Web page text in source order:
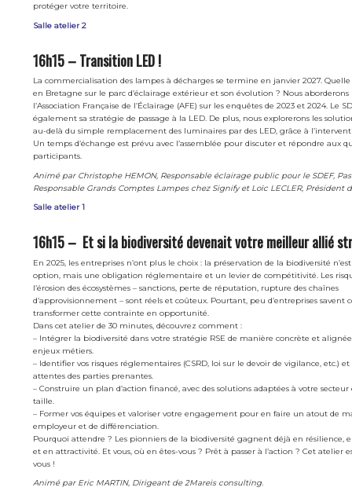
protéger votre territoire.
Salle atelier 2
16h15 – Transition LED !
La commercialisation des lampes à décharges se termine en janvier 2027.
en Bretagne sur le parc d’éclairage extérieur et son évolution ? Nous
l’Association Française de l’Éclairage (AFE) sur les enquêtes de 2023 et 2024. Le
également sa stratégie de passage à la LED. De plus, nous explorerons les
au-delà du simple remplacement des luminaires par des LED, grâce à
Un temps d’échange est prévu avec l’assemblée pour discuter et répondre aux
participants.
Animé par Christophe HEMON, Responsable éclairage public pour le SDEF,
Responsable Grands Comptes Lampes chez Signify et Loïc LECLER, Président
Salle atelier 1
16h15 – Et si la biodiversité devenait votre meilleur allié
En 2025, les entreprises n’ont plus le choix : la préservation de la biodiversité
option, mais une obligation réglementaire et un levier de compétitivité. Les
l’érosion des écosystèmes – sanctions, perte de réputation, rupture des chaînes
d’approvisionnement – sont réels et coûteux. Pourtant, peu d’entreprises savent
transformer cette contrainte en opportunité.
Dans cet atelier de 30 minutes, découvrez comment :
– Intégrer la biodiversité dans votre stratégie RSE de manière concrète et alignée
enjeux métiers.
– Identifier vos risques réglementaires (CSRD, loi sur le devoir de vigilance, etc.)
attentes des parties prenantes.
– Construire un plan d’action financé, avec des solutions adaptées à votre secteur
taille.
– Former vos équipes et valoriser votre engagement pour en faire un atout de
employeur et de différenciation.
Pourquoi attendre ? Les pionniers de la biodiversité gagnent déjà en résilience,
et en attractivité. Et vous, où en êtes-vous ? Prêt à passer à l’action ? Cet atelier
vous !
Animé par Eric MARTIN, Dirigeant de 2Mareis consulting.